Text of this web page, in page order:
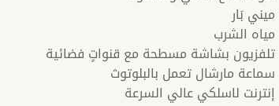
ميني بَار
مياه الشرب
تلفزيون بشاشة مسطحة مع قنواتٍ فضائية
سماعة مارشال تعمل بالبلوتوث
إنترنت لاسلكي عالي السرعة